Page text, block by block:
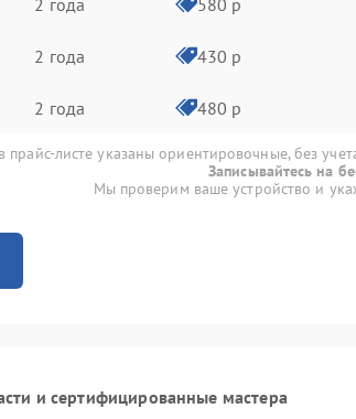
2 года 430 р
2 года 480 р
прайс-листе указаны ориентировочные, без
Записывайтесь на
Мы проверим ваше устройство и
и сертифицированные мастера